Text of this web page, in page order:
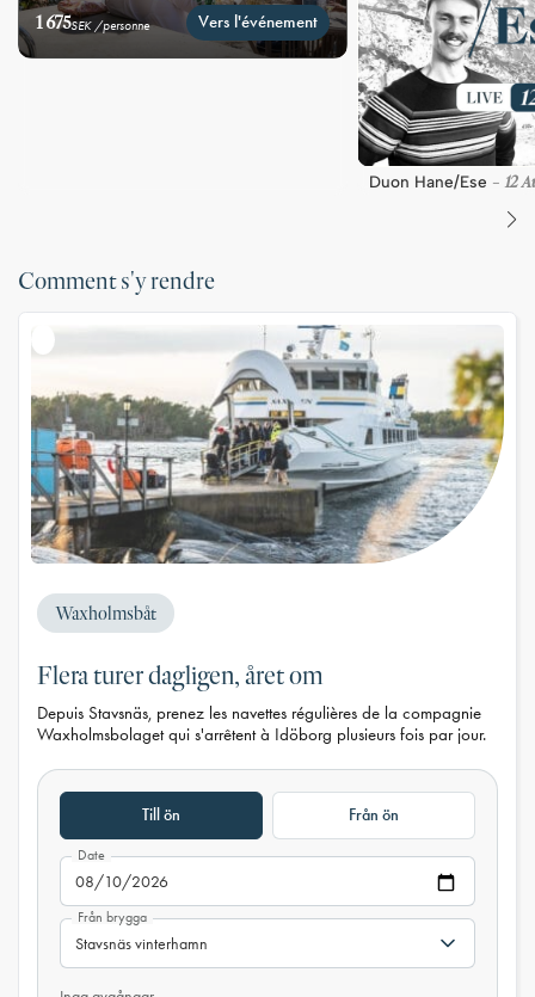
1 675SEK /personne Vers l'événement
Duon Hane/Ese -12
Comment s'y rendre
Waxholmsbåt
Flera turer dagligen, året om
Depuis Stavsnäs, prenez les navettes régulières de la compagnie
Waxholmsbolaget qui s'arrêtent à Idöborg plusieurs fois par jour.
Till ön Från ön
Date
Från brygga